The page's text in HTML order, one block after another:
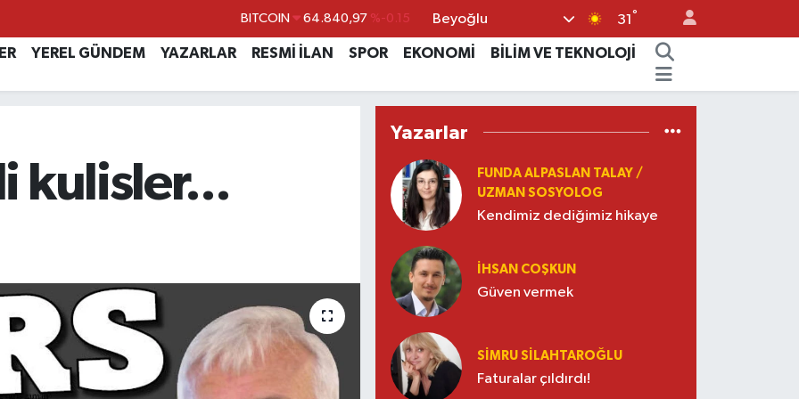
BITCOIN 64.840,97 %-0.15
DOLAR 47,7436 %0.18
%-14
Beyoğlu 31 °
YEREL GÜNDEM YAZARLAR RESMİ İLAN SPOR EKONOMİ
BİLİM VE TEKNOLOJİ
kulisler...
Yazarlar
FUNDA ALPASLAN TALAY /
UZMAN SOSYOLOG
Kendimiz dediğimiz hikaye
İHSAN COŞKUN
Güven vermek
SIMRU SILAHTAROĞLU
Faturalar çıldırdı!